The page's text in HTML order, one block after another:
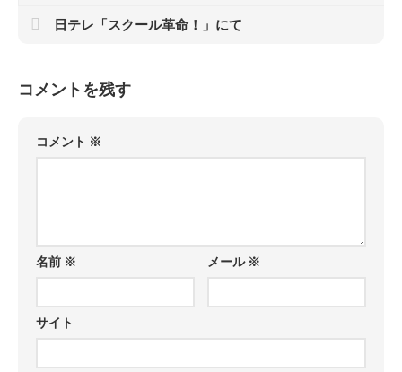
日テレ「スクール革命！」にて
コメントを残す
コメント ※
名前 ※ メール ※
サイト